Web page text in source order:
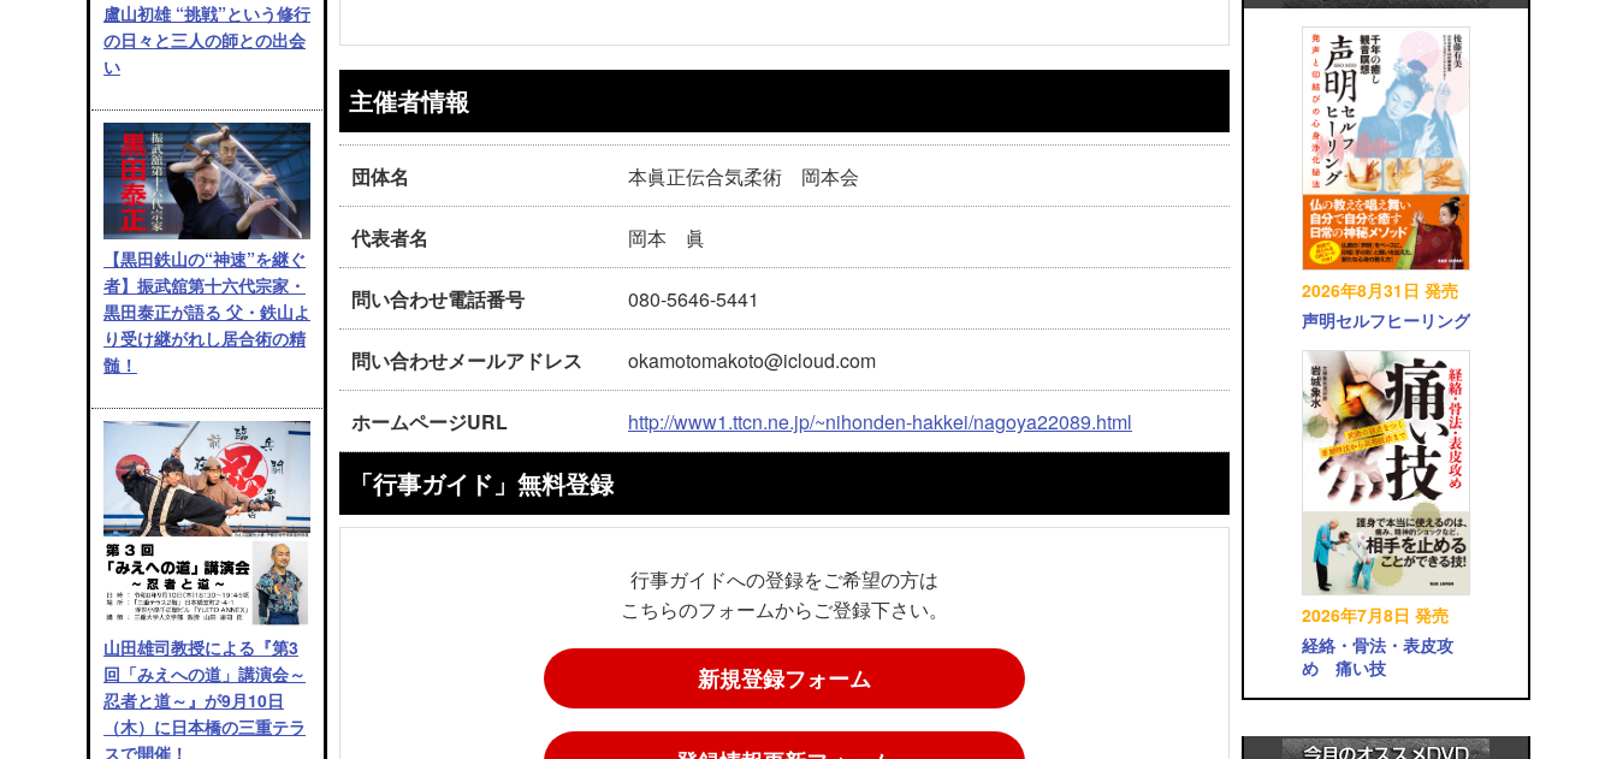
盧山初雄 “挑戦”という修行
の日々と三人の師との出会
い
【黒田鉄山の“神速”を継ぐ
者】振武舘第十六代宗家・
黒田泰正が語る 父・鉄山よ
り受け継がれし居合術の精
髄！
山田雄司教授による『第3
回「みえへの道」講演会～
忍者と道～』が9月10日
（木）に日本橋の三重テラ
スで開催！
主催者情報
団体名 本眞正伝合気柔術 岡本会
代表者名 岡本 眞
問い合わせ電話番号 080-5646-5441
問い合わせメールアドレス okamotomakoto@icloud.com
ホームページURL http://www1.ttcn.ne.jp/~nihonden-hakkei/nagoya22089.html
「行事ガイド」無料登録
行事ガイドへの登録をご希望の方は
こちらのフォームからご登録下さい。
新規登録フォーム
2026年8月31日 発売
声明セルフヒーリング
2026年7月8日 発売
経絡・骨法・表皮攻
め 痛い技